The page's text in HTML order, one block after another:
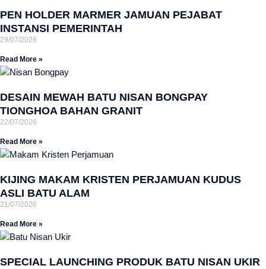
PEN HOLDER MARMER JAMUAN PEJABAT
INSTANSI PEMERINTAH
29/07/2026
Read More »
DESAIN MEWAH BATU NISAN BONGPAY
TIONGHOA BAHAN GRANIT
22/07/2026
Read More »
KIJING MAKAM KRISTEN PERJAMUAN KUDUS
ASLI BATU ALAM
21/07/2026
Read More »
SPECIAL LAUNCHING PRODUK BATU NISAN UKIR